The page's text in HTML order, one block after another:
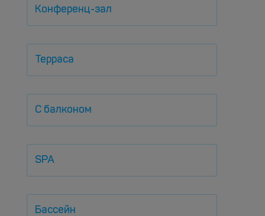
Конференц-зал
Терраса
С балконом
SPA
Бассейн